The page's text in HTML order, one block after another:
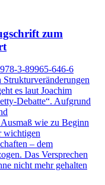
zum
3-89965-646-6
es laut Joachim
Aufgrund
wie zu Beginn
wichtigen
– dem
Das Versprechen
nicht mehr gehalten